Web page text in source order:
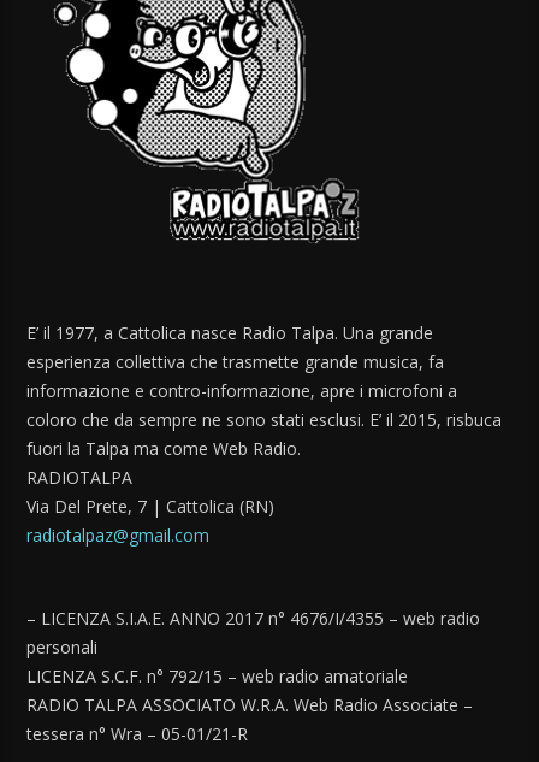
E’ il 1977, a Cattolica nasce Radio Talpa. Una grande
esperienza collettiva che trasmette grande musica, fa
informazione e contro-informazione, apre i microfoni a
coloro che da sempre ne sono stati esclusi. E’ il 2015, risbuca
fuori la Talpa ma come Web Radio.
RADIOTALPA
Via Del Prete, 7 | Cattolica (RN)
radiotalpaz@gmail.com
– LICENZA S.I.A.E. ANNO 2017 n° 4676/I/4355 – web radio
personali
LICENZA S.C.F. n° 792/15 – web radio amatoriale
RADIO TALPA ASSOCIATO W.R.A. Web Radio Associate –
tessera n° Wra – 05-01/21-R